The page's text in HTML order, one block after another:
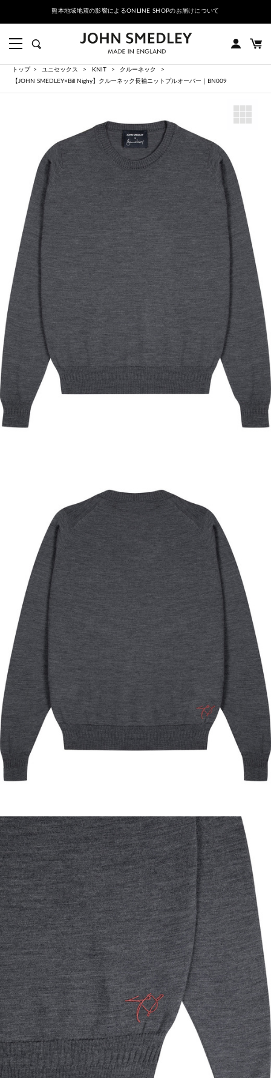
熊本地域地震の影響によるONLINE SHOPのお届けについて
トップ ユニセックス KNIT
クルーネック
【JOHN SMEDLEY×Bill Nighy】クルーネック長袖ニットプルオーバー｜BN009